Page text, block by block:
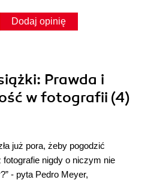
Dodaj opinię
: Prawda i
w fotografii (4)
już pora, żeby pogodzić
nigdy o niczym nie
- pyta Pedro Meyer,